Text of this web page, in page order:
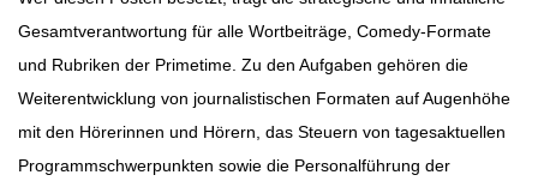
Gesamtverantwortung für alle Wortbeiträge, Comedy-Formate
und Rubriken der Primetime. Zu den Aufgaben gehören die
Weiterentwicklung von journalistischen Formaten auf Augenhöhe
mit den Hörerinnen und Hörern, das Steuern von tagesaktuellen
Programmschwerpunkten sowie die Personalführung der